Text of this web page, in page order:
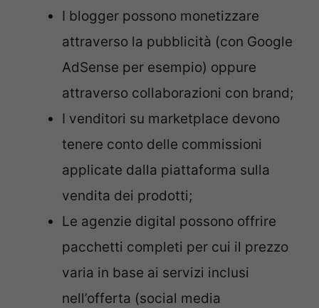
I blogger possono monetizzare
attraverso la pubblicità (con Google
AdSense per esempio) oppure
attraverso collaborazioni con brand;
I venditori su marketplace devono
tenere conto delle commissioni
applicate dalla piattaforma sulla
vendita dei prodotti;
Le agenzie digital possono offrire
pacchetti completi per cui il prezzo
varia in base ai servizi inclusi
nell’offerta (social media